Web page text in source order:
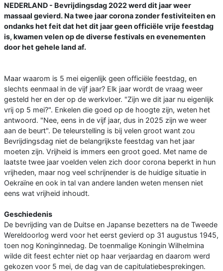
NEDERLAND - Bevrijdingsdag 2022 werd dit jaar weer
massaal gevierd. Na twee jaar corona zonder festiviteiten en
ondanks het feit dat het dit jaar geen officiële vrije feestdag
is, kwamen velen op de diverse festivals en evenementen
door het gehele land af.
Maar waarom is 5 mei eigenlijk geen officiële feestdag, en
slechts eenmaal in de vijf jaar? Elk jaar wordt de vraag weer
gesteld her en der op de werkvloer. "Zijn we dit jaar nu eigenlijk
vrij op 5 mei?". Enkelen die goed op de hoogte zijn, weten het
antwoord. "Nee, eens in de vijf jaar, dus in 2025 zijn we weer
aan de beurt". De teleurstelling is bij velen groot want zou
Bevrijdingsdag niet de belangrijkste feestdag van het jaar
moeten zijn. Vrijheid is immers een groot goed. Met name de
laatste twee jaar voelden velen zich door corona beperkt in hun
vrijheden, maar nog veel schrijnender is de huidige situatie in
Oekraïne en ook in tal van andere landen weten mensen niet
eens wat vrijheid inhoudt.
Geschiedenis
De bevrijding van de Duitse en Japanse bezetters na de Tweede
Wereldoorlog werd voor het eerst gevierd op 31 augustus 1945,
toen nog Koninginnedag. De toenmalige Koningin Wilhelmina
wilde dit feest echter niet op haar verjaardag en daarom werd
gekozen voor 5 mei, de dag van de capitulatiebesprekingen.